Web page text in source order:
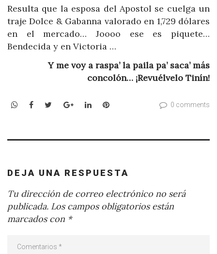
Resulta que la esposa del Apostol se cuelga un
traje Dolce & Gabanna valorado en 1,729 dólares
en el mercado… Joooo ese es piquete…
Bendecida y en Victoria …
Y me voy a raspa’ la paila pa’ saca’ más
concolón… ¡Revuélvelo Tinín!
WhatsApp
Facebook
TwitterGoogle+LinkedInPinterest 0 comments
DEJA UNA RESPUESTA
Tu dirección de correo electrónico no será
publicada. Los campos obligatorios están
marcados con *